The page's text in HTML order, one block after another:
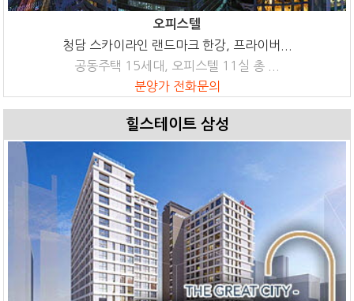
오피스텔
청담 스카이라인 랜드마크 한강, 프라이버...
공동주택 15세대, 오피스텔 11실 총 ...
분양가 전화문의
힐스테이트 삼성